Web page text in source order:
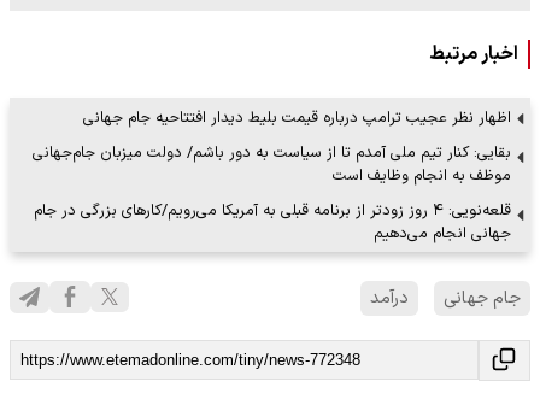
اخبار مرتبط
اظهار نظر عجیب ترامپ درباره قیمت بلیط دیدار افتتاحیه جام جهانی
بقایی: کنار تیم ملی آمدم تا از سیاست به دور باشم/ دولت میزبان جام‌جهانی
موظف به انجام وظایف است
قلعه‌نویی: ۴ روز زودتر از برنامه قبلی به آمریکا می‌رویم/کارهای بزرگی در جام
جهانی انجام می‌دهیم
جام جهانی درآمد